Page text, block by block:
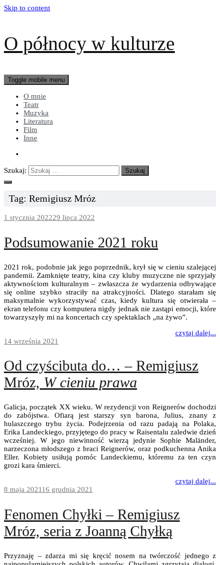
Skip to content
O północy w kulturze
Toggle mobile menu
O mnie
Teatr
Muzyka
Literatura
Film
Inne
Szukaj:
Tag: Remigiusz Mróz
1 stycznia 202229 lipca 2022
Podsumowanie 2021 roku
2021 rok, podobnie jak jego poprzednik, krył się w cieniu szalejącej
pandemii. Zamknięte teatry, kina czy kluby muzyczne nie sprzyjały
aktywnościom kulturalnym – zwłaszcza że wydarzenia odbywające
się online szybko straciły na atrakcyjności. Dlatego starałam się
maksymalnie wykorzystywać czas, kiedy kultura się otwierała –
ekran telefonu czy komputera nigdy jednak nie zastąpi emocji, które
towarzyszyły mi na koncertach czy spektaklach „na żywo”.
czytaj dalej...
14 września 2021
Od czyścibuta do… – Remigiusz
Mróz, W cieniu prawa
Galicja, początek XX wieku. W rezydencji von Reignerów dochodzi
do zabójstwa. Ofiarą jest starszy syn barona, Julius, znany z
hulaszczego trybu życia. Podejrzenia od razu padają na Polaka,
Erika Landeckiego, przyjętego do pracy w Raisentalu zaledwie dzień
wcześniej. W jego niewinność wierzą jedynie Sophie Maländer,
narzeczona młodszego z braci Reignerów, oraz podkuchenna Anika
Eller. Kobiety usiłują pomóc Landeckiemu, któremu za ten czyn
grozi kara śmierci.
czytaj dalej...
8 maja 202116 grudnia 2021
Fenomen Chyłki – Remigiusz
Mróz, seria z Joanną Chyłką
Przyznaję – zdarza mi się kręcić nosem na twórczość jednego z